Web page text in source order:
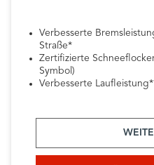
Verbesserte
Straße*
Zertifizierte
Symbol)
Verbesserte